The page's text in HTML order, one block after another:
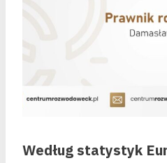
Według statystyk